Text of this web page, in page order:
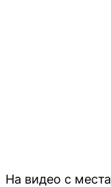
На видео с